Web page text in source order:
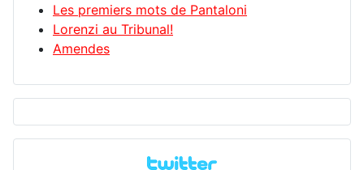
Les premiers mots de Pantaloni
Lorenzi au Tribunal!
Amendes